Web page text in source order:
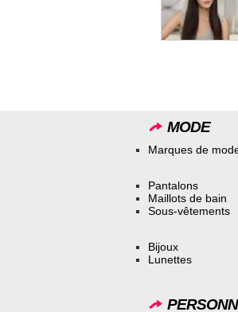
MODE
Marques de
Pantalons
Maillots de bain
Sous-vêtements
Bijoux
Lunettes